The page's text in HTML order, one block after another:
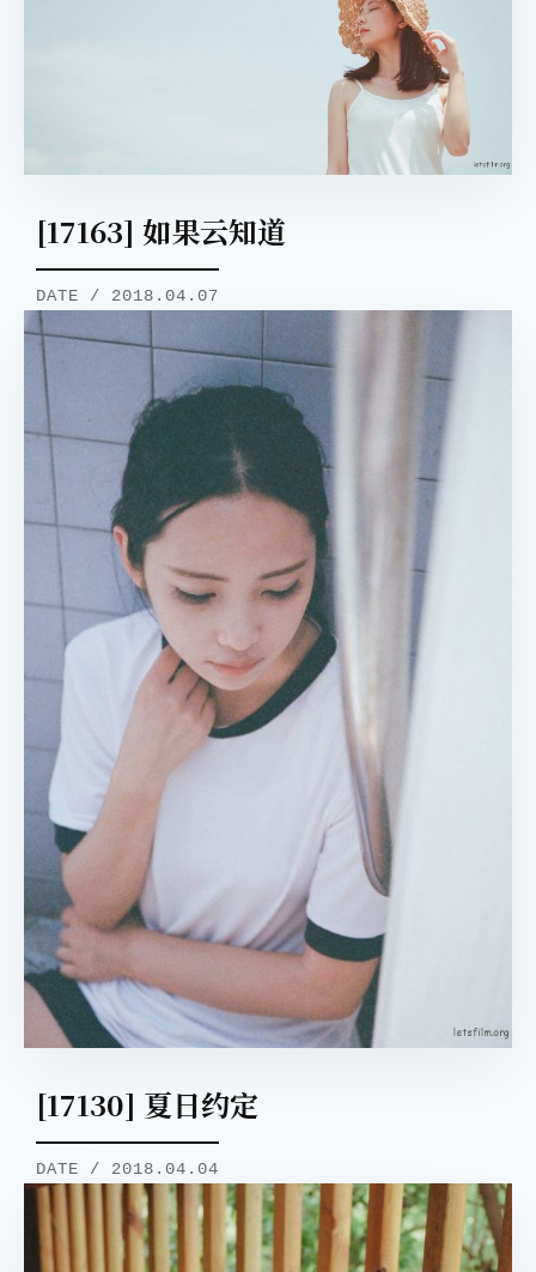
[17163] 如果云知道
DATE / 2018.04.07
[17130] 夏日约定
DATE / 2018.04.04